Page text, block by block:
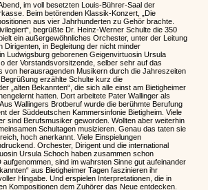
im voll besetzten Louis-Bührer-Saal der
Beim betörenden Klassik-Konzert, „Die
aus vier Jahrhunderten zu Gehör brachte.
begrüßte Dr. Heinz-Werner Schulte die 350
ein außergewöhnliches Orchester, unter der Leitung
Dirigenten, in Begleitung der nicht minder
Ludwigsburg geborenen Geigenvirtuosin Ursula
der Vorstandsvorsitzende, selber sehr auf das
von herausragenden Musikern durch die Jahreszeiten
erzählte Schulte kurz die
„alten Bekannten“, die sich alle einst am Bietigheimer
hatten. Dort arbeitete Pater Wallinger als
Wallingers Brotberuf wurde die berühmte Berufung
der Süddeutschen Kammersinfonie Bietigheim. Viele
sind Berufsmusiker geworden. Wollten aber weiterhin
Schultagen musizieren. Genau das taten sie
hoch anerkannt. Viele Einspielungen
Orchester, Dirigent und die international
Ursula Schoch haben zusammen schon
sind im wahrsten Sinne gut aufeinander
aus Bietigheimer Tagen faszinieren ihr
Hingabe. Und erspielen Interpretationen, die in
Kompositionen dem Zuhörer das Neue entdecken.